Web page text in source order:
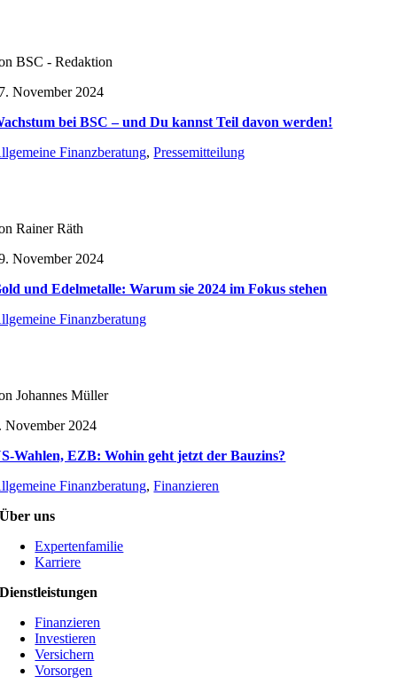
BSC - Redaktion
November 2024
bei BSC – und Du kannst Teil davon werden!
Finanzberatung,Pressemitteilung
Rainer Räth
November 2024
und Edelmetalle: Warum sie 2024 im Fokus stehen
Finanzberatung
Johannes Müller
November 2024
Wahlen, EZB: Wohin geht jetzt der Bauzins?
Finanzberatung,Finanzieren
Über uns
Expertenfamilie
Karriere
Dienstleistungen
Finanzieren
Investieren
Versichern
Vorsorgen